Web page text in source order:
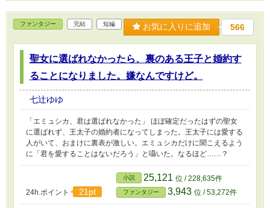
ファンタジー 完結 短編 お気に入りに追加 566
聖女に選ばれなかったら、裏のある王子と婚約す
ることになりました。嫌なんですけど。
七辻ゆゆ
「エミュシカ、君は選ばれなかった」 ほぼ確定だったはずの聖女
に選ばれず、王太子の婚約者になってしまった。王太子には愛する
人がいて、おまけに裏表が激しい。エミュシカだけに聞こえるよう
に「君を愛することはないだろう」と囁いた。なるほど……？
24h.ポイント 21pt
小説 25,121 位 / 228,635件
ファンタジー 3,943 位 / 53,272件